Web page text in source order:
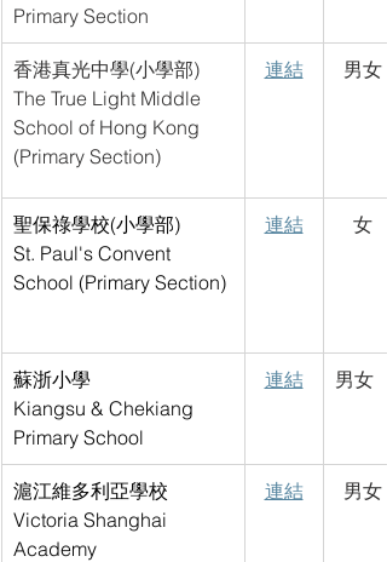
Primary Section
香港真光中學(小學部)
The True Light Middle
School of Hong Kong
(Primary Section)
連結 男女
聖保祿學校(小學部)
St. Paul's Convent
School (Primary Section)
連結 女
蘇浙小學
Kiangsu & Chekiang
Primary School
連結 男女
滬江維多利亞學校
Victoria Shanghai
Academy
連結 男女